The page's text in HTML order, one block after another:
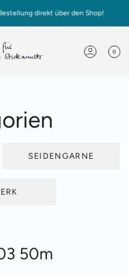
über den Shop!
0
SEIDENGARNE
50m